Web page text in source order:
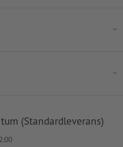
(Standardleverans)